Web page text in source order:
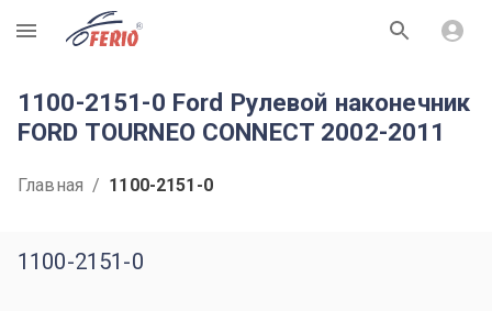
R
1100-2151-0 Ford Рулевой наконечник
FORD TOURNEO CONNECT 2002-2011
Главная / 1100-2151-0
1100-2151-0